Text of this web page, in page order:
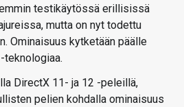
testikäytössä erillisissä
mutta on nyt todettu
Ominaisuus kytketään päälle
teknologiaa.
DirectX 11- ja 12 -peleillä,
pelien kohdalla ominaisuus